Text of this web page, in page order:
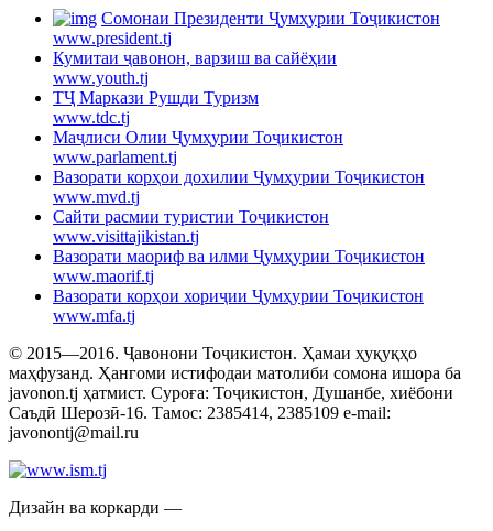
Cомонаи Президенти Ҷумҳурии Тоҷикистон
www.president.tj
Кумитаи ҷавонон, варзиш ва сайёҳии
www.youth.tj
ТҶ Маркази Рушди Туризм
www.tdc.tj
Маҷлиси Олии Ҷумҳурии Тоҷикистон
www.parlament.tj
Вазорати корҳои дохилии Ҷумҳурии Тоҷикистон
www.mvd.tj
Сайти расмии туристии Тоҷикистон
www.visittajikistan.tj
Вазорати маориф ва илми Ҷумҳурии Тоҷикистон
www.maorif.tj
Вазорати корҳои хориҷии Ҷумҳурии Тоҷикистон
www.mfa.tj
© 2015—2016. Ҷавонони Тоҷикистон. Ҳамаи ҳуқуқҳо
маҳфузанд. Ҳангоми истифодаи матолиби сомона ишора ба
javonon.tj ҳатмист. Суроға: Тоҷикистон, Душанбе, хиёбони
Саъдӣ Шерозӣ-16. Тамос: 2385414, 2385109 e-mail:
javonontj@mail.ru
Дизайн ва коркарди —